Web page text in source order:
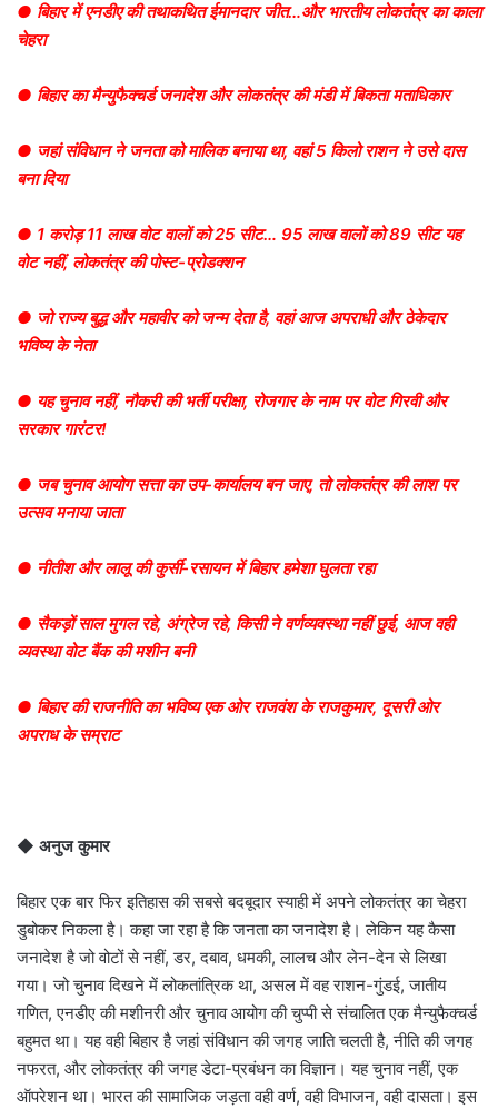
● बिहार में एनडीए की तथाकथित ईमानदार जीत…और भारतीय लोकतंत्र का काला
चेहरा
● बिहार का मैन्युफैक्चर्ड जनादेश और लोकतंत्र की मंडी में बिकता मताधिकार
● जहां संविधान ने जनता को मालिक बनाया था, वहां 5 किलो राशन ने उसे दास
बना दिया
● 1 करोड़ 11 लाख वोट वालों को 25 सीट… 95 लाख वालों को 89 सीट यह
वोट नहीं, लोकतंत्र की पोस्ट-प्रोडक्शन
● जो राज्य बुद्ध और महावीर को जन्म देता है, वहां आज अपराधी और ठेकेदार
भविष्य के नेता
● यह चुनाव नहीं, नौकरी की भर्ती परीक्षा, रोजगार के नाम पर वोट गिरवी और
सरकार गारंटर!
● जब चुनाव आयोग सत्ता का उप-कार्यालय बन जाए, तो लोकतंत्र की लाश पर
उत्सव मनाया जाता
● नीतीश और लालू की कुर्सी-रसायन में बिहार हमेशा घुलता रहा
● सैकड़ों साल मुगल रहे, अंग्रेज रहे, किसी ने वर्णव्यवस्था नहीं छुई, आज वही
व्यवस्था वोट बैंक की मशीन बनी
● बिहार की राजनीति का भविष्य एक ओर राजवंश के राजकुमार, दूसरी ओर
अपराध के सम्राट
◆ अनुज कुमार
बिहार एक बार फिर इतिहास की सबसे बदबूदार स्याही में अपने लोकतंत्र का चेहरा
डुबोकर निकला है। कहा जा रहा है कि जनता का जनादेश है। लेकिन यह कैसा
जनादेश है जो वोटों से नहीं, डर, दबाव, धमकी, लालच और लेन-देन से लिखा
गया। जो चुनाव दिखने में लोकतांत्रिक था, असल में वह राशन-गुंडई, जातीय
गणित, एनडीए की मशीनरी और चुनाव आयोग की चुप्पी से संचालित एक मैन्युफैक्चर्ड
बहुमत था। यह वही बिहार है जहां संविधान की जगह जाति चलती है, नीति की जगह
नफरत, और लोकतंत्र की जगह डेटा-प्रबंधन का विज्ञान। यह चुनाव नहीं, एक
ऑपरेशन था। भारत की सामाजिक जड़ता वही वर्ण, वही विभाजन, वही दासता। इस